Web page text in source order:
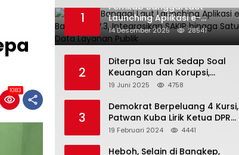
1083
1
Pemkab Banggai Laut
Launching Aplikasi e-
Balimang V.3, Integrasikan
SAKIP hingga Satu Data
14 Desember 2025 28541
2
Diterpa Isu Tak Sedap Soal
Keuangan dan Korupsi,
Pemda Balut Sebut Isu Tak
19 Juni 2025 4758
3
Demokrat Berpeluang 4 Kursi,
Patwan Kuba Lirik Ketua DPRD
Banggai Laut
19 Februari 2024 4441
Heboh, Selain di Bangkep,